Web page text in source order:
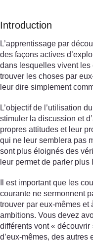
Introduction
L’apprentissage par
des façons actives
dans lesquelles vivent les
trouver les choses par
leur dire simplement
L’objectif de l’utilisation
stimuler la discussion et
propres attitudes et leur
qui ne leur semblera pas
sont plus éloignés des
leur permet de parler plus
Il est important que les
courante ne sermonnent
trouver par eux-mêmes et
ambitions. Vous devez
différents vont «
d’eux-mêmes, des autres